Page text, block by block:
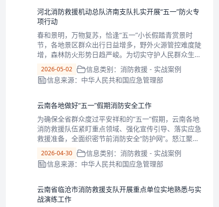
河北消防救援机动总队济南支队扎实开展“五一”防火专
项行动
春和景明，万物复苏，恰逢“五一”小长假踏青赏景时
节，各地景区群众出行日益增多，野外火源管控难度陡
增，森林防火形势日趋严峻。为切实守护人民群众生命
财产安全和生态环境安全，河北消防救援机动总队济南
支队统筹部署、精准发力，出动160人在4个重点景区
异地同步开展“五一”防火专项行动，筑牢
2026-05-02
信息类别：消防救援 - 实战案例
信息来源：中华人民共和国应急管理部
云南各地做好“五一”假期消防安全工作
为确保全省群众度过平安祥和的“五一”假期，云南各地
消防救援队伍紧盯重点领域、强化宣传引导、落实应急
救援准备，全面织密节前消防安全“防护网”。怒江聚焦
旅游景点、宾馆酒店、商场超市等人员密集场所，以及
“九小”场所、老旧小区、村民自建房等火灾高风险区域
开展消防安全检查。检查重点为消防设
2026-04-30
信息类别：消防救援 - 实战案例
信息来源：中华人民共和国应急管理部
云南省临沧市消防救援支队开展重点单位实地熟悉与实
战演练工作